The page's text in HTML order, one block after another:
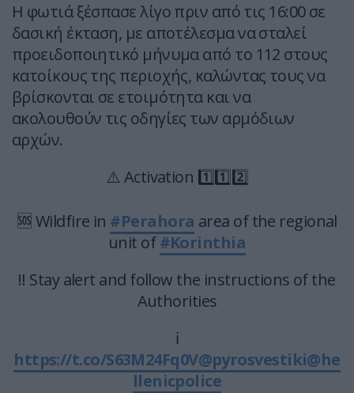
Η φωτιά ξέσπασε λίγο πριν από τις 16:00 σε
δασική έκταση, με αποτέλεσμα να σταλεί
προειδοποιητικό μήνυμα από το 112 στους
κατοίκους της περιοχής, καλώντας τους να
βρίσκονται σε ετοιμότητα και να
ακολουθούν τις οδηγίες των αρμόδιων
αρχών.
⚠️ Activation 1️⃣1️⃣2️⃣
🆘 Wildfire in #Perahora area of the regional
unit of#Korinthia
‼️ Stay alert and follow the instructions of the
Authorities
ℹ️
https://t.co/S63M24Fq0V@pyrosvestiki@he
llenicpolice